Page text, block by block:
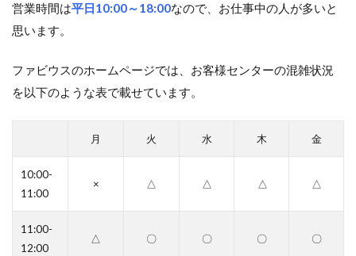
営業時間は平日10:00～18:00なので、お仕事中の人が多いと
思います。
ファビウスのホームページでは、お客様センターの混雑状況
を以下のような表で載せています。
月 火 水 木 金
10:00-
11:00
× △ △ △ △
11:00-
12:00
△ 〇 〇 〇 〇